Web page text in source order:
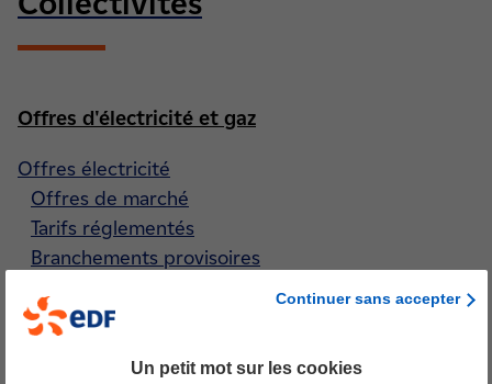
Offres d'électricité et gaz
Offres électricité
Offres de marché
Tarifs réglementés
Branchements provisoires
Offres gaz
Offres de marché
Continuer sans accepter
Un petit mot sur les cookies